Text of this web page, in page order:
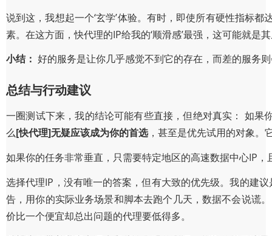
说到这，我想起一个‘玄学’体验。有时，即使所有硬性指标
素。在这方面，快代理的IP给我的‘顺滑感’最强，这可能就是
小结： 好的服务是让你几乎感觉不到它的存在，而差的服务
总结与行动建议
一圈测试下来，我的结论可能有些直接，但绝对真实： 如果
么[快代理]无疑应该成为你的首选，甚至是优先试用的对象。
如果你的任务非常垂直，只需要特定地区的高速数据中心IP
选择代理IP，没有唯一的答案，但有大致的优先级。我的建
告，用你的实际业务场景和脚本去跑个几天，数据不会说谎
价比一个便宜却总出问题的代理要低得多。